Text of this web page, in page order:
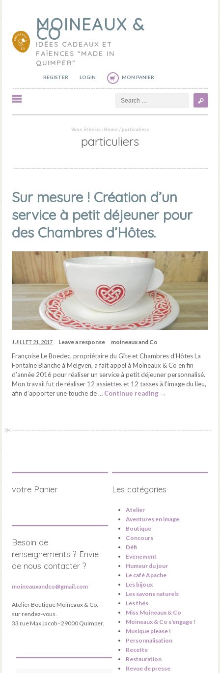
MOINEAUX &
CO
IDÉES CADEAUX ET
FAÏENCES "MADE IN
QUIMPER"
REGISTER LOGIN MON PANIER
Vous êtes ici : Home / particuliers
particuliers
Sur mesure ! Création d’un
service à petit déjeuner pour
des Chambres d’Hôtes.
JUILLET 21, 2017 Leave a response moineaux and Co
Françoise Le Boedec, propriétaire du Gîte et Chambres d’Hôtes La
Fontaine Blanche à Melgven, a fait appel à Moineaux & Co en fin
d’année 2016 pour réaliser un service à petit déjeuner personnalisé.
Mon travail fut de réaliser 12 assiettes et 12 tasses à l’image du lieu,
afin d’apporter une touche de … Continue reading →
votre Panier Les catégories
Atelier
Aventures en image
Boutique
Concours
Défi
Evènement
Humeur du jour
Le café Apache
Les bijoux
Les savons naturels
Les thés
Miss Moineaux & Co
Moineaux & Co s'engage !
Musique please !
Personnalisation
Recette
Restauration
Revue de presse
Besoin de
renseignements ? Envie
de nous contacter ?
moineauxandco@gmail.com
Atelier Boutique Moineaux & Co,
sur rendez-vous.
33 rue Max Jacob - 29000 Quimper.